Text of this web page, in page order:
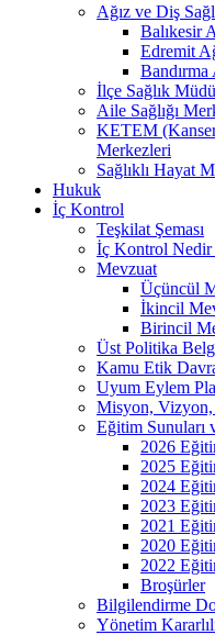
Ağız ve Diş
Balıkesir
Edremit
Bandırma
İlçe Sağlık
Aile Sağlığı
KETEM
Merkezleri
Sağlıklı Hayat
Hukuk
İç Kontrol
Teşkilat Şeması
İç Kontrol Nedir
Mevzuat
Üçüncül
İkincil
Birincil
Üst Politika
Kamu Etik
Uyum Eylem
Misyon,
Eğitim Sunuları
2026
2025
2024
2023
2021
2020
2022
Broşürler
Bilgilendirme
Yönetim